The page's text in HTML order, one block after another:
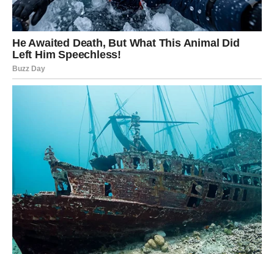
SAMOPOUZDANJE:
Vraća vam se osećaj lične moći. I to privlači sreću.
Lav ovog vikenda ne traži sreću – on je zrači.
ŠKORPIJA – SUDBINSKI
PREOKRET
Za Škorpiju ovo nije običan vikend – ovo je energetski
LJUBAV:
Moguće je javljanje osobe iz prošlosti. Ali sada nije reč o
istoj priči – sada dolazi drugačija energija, iskrenija i
ozbiljnija. Ako ste slobodni – susret sa osobom koja vas